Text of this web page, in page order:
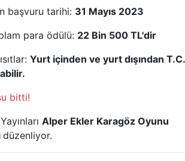
başvuru tarihi: 31 Mayıs 2023
para ödülü: 22 Bin 500 TL'dir
Yurt içinden ve yurt dışından T.C.
bitti!
Alper Ekler Karagöz Oyunu
düzenliyor.